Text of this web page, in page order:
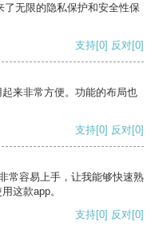
无限的隐私保护和安全性保
支持[0] 反对[0]
来非常方便。功能的布局也
支持[0] 反对[0]
常容易上手，让我能够快速熟
这款app。
支持[0] 反对[0]